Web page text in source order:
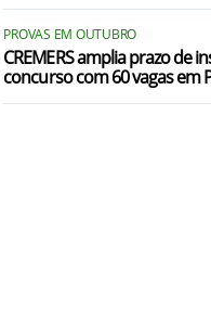
PROVAS EM OUTUBRO
CREMERS amplia prazo de
concurso com 60 vagas em